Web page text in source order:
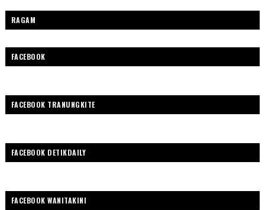
RAGAM
FACEBOOK
FACEBOOK TRANUNGKITE
FACEBOOK DETIKDAILY
FACEBOOK WANITAKINI